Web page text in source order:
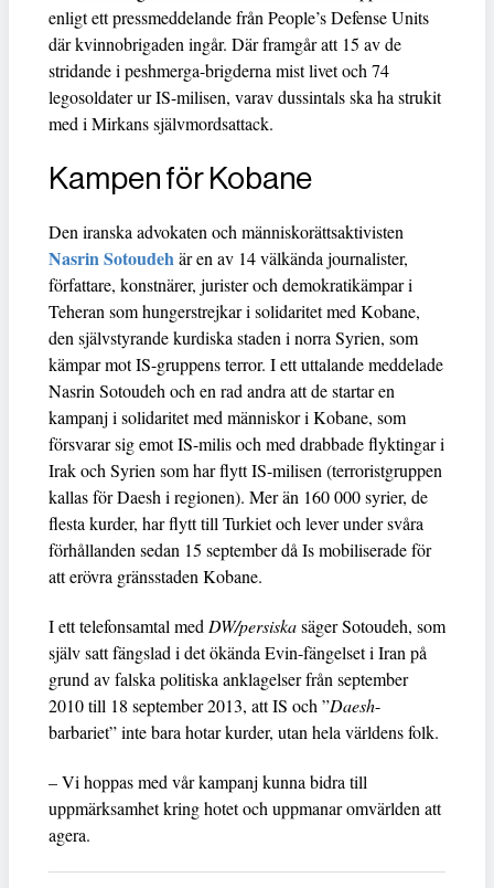
enligt ett pressmeddelande från People’s Defense Units
där kvinnobrigaden ingår. Där framgår att 15 av de
stridande i peshmerga-brigderna mist livet och 74
legosoldater ur IS-milisen, varav dussintals ska ha strukit
med i Mirkans självmordsattack.
Kampen för Kobane
Den iranska advokaten och människorättsaktivisten
Nasrin Sotoudehär en av 14 välkända journalister,
författare, konstnärer, jurister och demokratikämpar i
Teheran som hungerstrejkar i solidaritet med Kobane,
den självstyrande kurdiska staden i norra Syrien, som
kämpar mot IS-gruppens terror. I ett uttalande meddelade
Nasrin Sotoudeh och en rad andra att de startar en
kampanj i solidaritet med människor i Kobane, som
försvarar sig emot IS-milis och med drabbade flyktingar i
Irak och Syrien som har flytt IS-milisen (terroristgruppen
kallas för Daesh i regionen). Mer än 160 000 syrier, de
flesta kurder, har flytt till Turkiet och lever under svåra
förhållanden sedan 15 september då Is mobiliserade för
att erövra gränsstaden Kobane.
I ett telefonsamtal medDW/persiskasäger Sotoudeh, som
själv satt fängslad i det ökända Evin-fängelset i Iran på
grund av falska politiska anklagelser från september
2010 till 18 september 2013, att IS och ”Daesh-
barbariet” inte bara hotar kurder, utan hela världens folk.
– Vi hoppas med vår kampanj kunna bidra till
uppmärksamhet kring hotet och uppmanar omvärlden att
agera.